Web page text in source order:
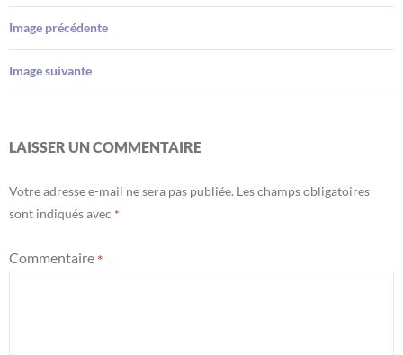
Image précédente
Image suivante
LAISSER UN COMMENTAIRE
Votre adresse e-mail ne sera pas publiée. Les champs obligatoires
sont indiqués avec *
Commentaire *